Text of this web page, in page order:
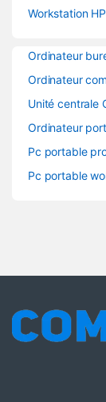
Workstation
Ordinateur
Ordinateur
Unité centrale
Ordinateur
Pc portable
Pc portable